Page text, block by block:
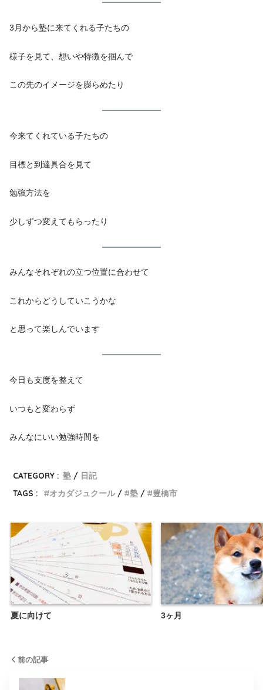
3月から塾に来てくれる子たちの
様子を見て、想いや特徴を掴んで
この先のイメージを膨らめたり
今来てくれている子たちの
目標と到達具合を見て
勉強方法を
少しずつ変えてもらったり
みんなそれぞれの立つ位置に合わせて
これからどうしていこうかな
と思って楽しんでいます
今日も支度を整えて
いつもと変わらず
みんなにいい勉強時間を
CATEGORY : 塾
日記
TAGS :
オカダジュクール 塾 豊橋市
夏に向けて 3ヶ月
前の記事